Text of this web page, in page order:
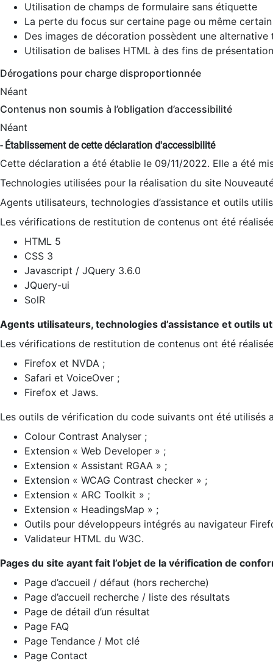
Utilisation de champs de formulaire sans étiquette
La perte du focus sur certaine page ou même
Des images de décoration possèdent une alternative
Utilisation de balises HTML à des fins de
Dérogations pour charge disproportionnée
Néant
Contenus non soumis à l’obligation d’accessibilité
Néant
- Établissement de cette déclaration d'accessibilité
Cette déclaration a été établie le 09/11/2022. Elle a été
Technologies utilisées pour la réalisation du site
Agents utilisateurs, technologies d’assistance et outils
Les vérifications de restitution de contenus ont été
HTML 5
CSS 3
Javascript / JQuery 3.6.0
JQuery-ui
SolR
Agents utilisateurs, technologies d’assistance et outils
Les vérifications de restitution de contenus ont été
Firefox et NVDA ;
Safari et VoiceOver ;
Firefox et Jaws.
Les outils de vérification du code suivants ont été utilisés
Colour Contrast Analyser ;
Extension « Web Developer » ;
Extension « Assistant RGAA » ;
Extension « WCAG Contrast checker » ;
Extension « ARC Toolkit » ;
Extension « HeadingsMap » ;
Outils pour développeurs intégrés au navigateur
Validateur HTML du W3C.
Pages du site ayant fait l’objet de la vérification de
Page d’accueil / défaut (hors recherche)
Page d’accueil recherche / liste des résultats
Page de détail d’un résultat
Page FAQ
Page Tendance / Mot clé
Page Contact